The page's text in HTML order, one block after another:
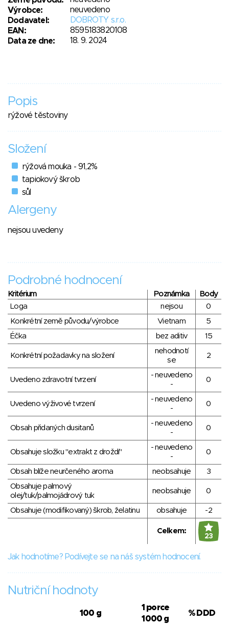
Výrobce:
neuvedeno
Dodavatel:
DOBROTY s.r.o.
EAN:
8595183820108
Data ze dne:
18. 9. 2024
Popis
rýžové těstoviny
Složení
rýžová mouka - 91,2%
tapiokový škrob
sůl
Alergeny
nejsou uvedeny
Podrobné hodnocení
Kritérium Poznámka
Body
Loga
nejsou
0
Konkrétní země původu/výrobce
Vietnam
5
Éčka
bez aditiv 15
Konkrétní požadavky na složení
nehodnotí
se
2
Uvedeno zdravotní tvrzení
- neuvedeno
-
0
Uvedeno výživové tvrzení
- neuvedeno
-
0
Obsah přidaných dusitanů
- neuvedeno
-
0
Obsahuje složku "extrakt z droždí"
- neuvedeno
-
0
Obsah blíže neurčeného aroma neobsahuje
3
Obsahuje palmový
olej/tuk/palmojádrový tuk
neobsahuje 0
Obsahuje (modifikovaný) škrob, želatinu obsahuje -2
Celkem:
23
Jak hodnotíme? Podívejte se na náš systém hodnocení.
Nutriční hodnoty
100 g
1 porce
1000 g
% DDD